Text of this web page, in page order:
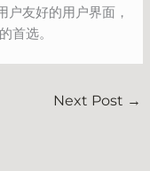
友好的用户界面，
首选。
Next Post →